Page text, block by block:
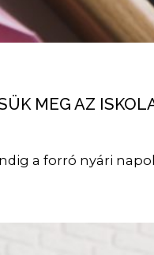
MEG AZ
a forró nyári